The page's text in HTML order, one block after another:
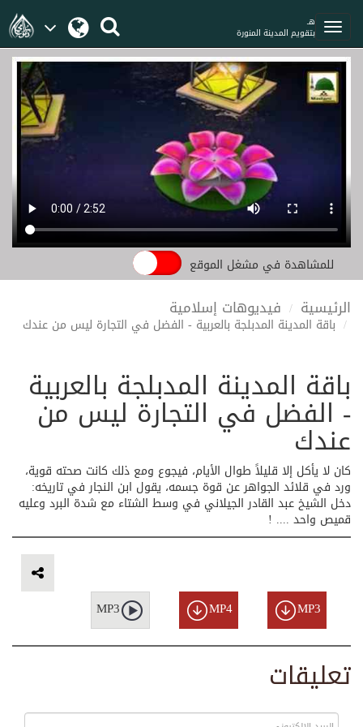
هـ
بتقويم المدينة المنورة
للمشاهدة في مشغل الموقع
الرئيسية فيديوهات إسلامية
باقة المدينة المدبلجة بالعربية - الفضل في التجارة ليس من عندك
باقة المدينة المدبلجة بالعربية
- الفضل في التجارة ليس من
عندك
کان لا یأکل إلا قلیلاً طوال الأیام، فیجوع ومع ذلك کانت صحته قویة،
ورد في قلائد الجواهر عن قوۃ جسمه، یقول ابن النجار في تاریخه:
دخل الشیخ عبد القادر الجیلاني في وسط الشتاء مع شدة البرد وعلیه
قمیص واحد .... !
MP3
MP4
MP3
تعليقات